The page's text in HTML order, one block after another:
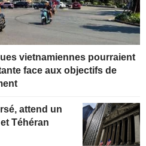
vietnamiennes pourraient
face aux objectifs de
attend un
Téhéran